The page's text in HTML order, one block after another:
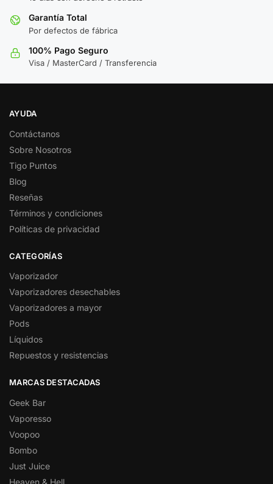
Garantía Total
Por defectos de fábrica
100% Pago Seguro
Visa / MasterCard / Transferencia
AYUDA
Contáctanos
Sobre Nosotros
Tigo Puntos
Blog
Reseñas
Términos y condiciones
Políticas de privacidad
CATEGORÍAS
Vaporizador
Vaporizadores desechables
Vaporizadores a mayor
Pods
Líquidos
Repuestos y resistencias
MARCAS DESTACADAS
Geek Bar
Vaporesso
Voopoo
Bombo
Just Juice
Heaven & Hell